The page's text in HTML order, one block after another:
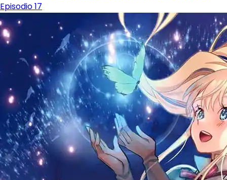
Episodio 17